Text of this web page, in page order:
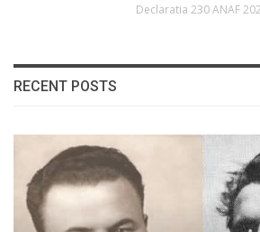
Declaratia 230 ANAF
RECENT POSTS